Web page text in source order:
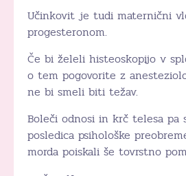
Učinkovit je tudi maternični
progesteronom.
Če bi želeli histeoskopijo v
o tem pogovorite z
ne bi smeli biti težav.
Boleči odnosi in krč telesa pa
posledica psihološke
morda poiskali še tovrstno